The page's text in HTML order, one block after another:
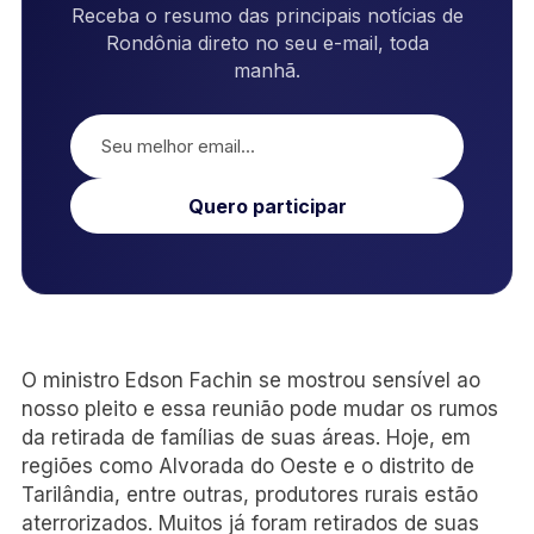
Receba o resumo das principais notícias de
Rondônia direto no seu e-mail, toda
manhã.
Quero participar
O ministro Edson Fachin se mostrou sensível ao
nosso pleito e essa reunião pode mudar os rumos
da retirada de famílias de suas áreas. Hoje, em
regiões como Alvorada do Oeste e o distrito de
Tarilândia, entre outras, produtores rurais estão
aterrorizados. Muitos já foram retirados de suas